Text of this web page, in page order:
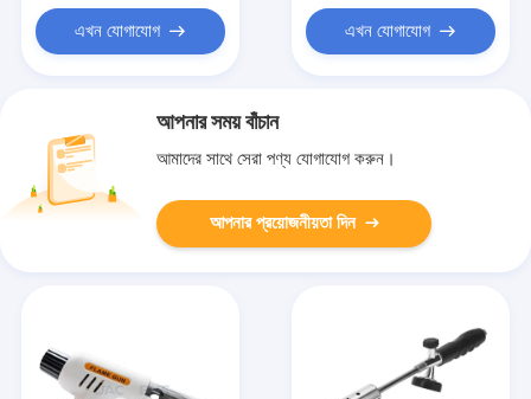
এখন যোগাযোগ এখন যোগাযোগ
আপনার সময় বাঁচান
আমাদের সাথে সেরা পণ্য যোগাযোগ করুন।
আপনার প্রয়োজনীয়তা দিন